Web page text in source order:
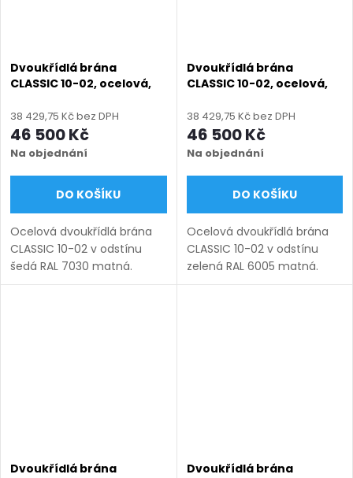
Dvoukřídlá brána
CLASSIC 10-02, ocelová,
(šířka 1200–6000 mm,
výška 1000–1750 mm),
šedá RAL 7030 matná
38 429,75 Kč bez DPH
46 500 Kč
Na objednání
DO KOŠÍKU
Ocelová dvoukřídlá brána
CLASSIC 10-02 v odstínu
šedá RAL 7030 matná.
Bezúdržbová ocel (žárový
Dvoukřídlá brána
CLASSIC 10-02, ocelová,
(šířka 1200–6000 mm,
výška 1000–1750 mm),
zelená RAL 6005 matná
38 429,75 Kč bez DPH
46 500 Kč
Na objednání
DO KOŠÍKU
Ocelová dvoukřídlá brána
CLASSIC 10-02 v odstínu
zelená RAL 6005 matná.
Bezúdržbová ocel (žárový
Dvoukřídlá brána
Dvoukřídlá brána